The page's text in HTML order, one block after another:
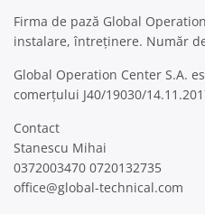
Firma de pază Global
instalare, întreținere. Număr
Global Operation Center S.A.
comerțului J40/19030/
Contact
Stanescu Mihai
0372003470 0720132735
office@global-technical.com